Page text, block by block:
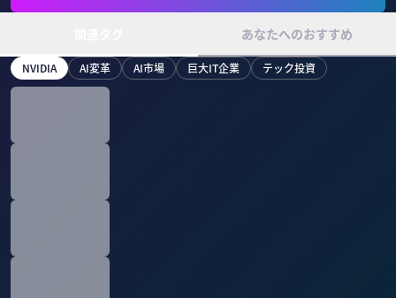
あなたへのおすすめ
NVIDIA AI変革 AI市場 巨大IT企業 テック投資